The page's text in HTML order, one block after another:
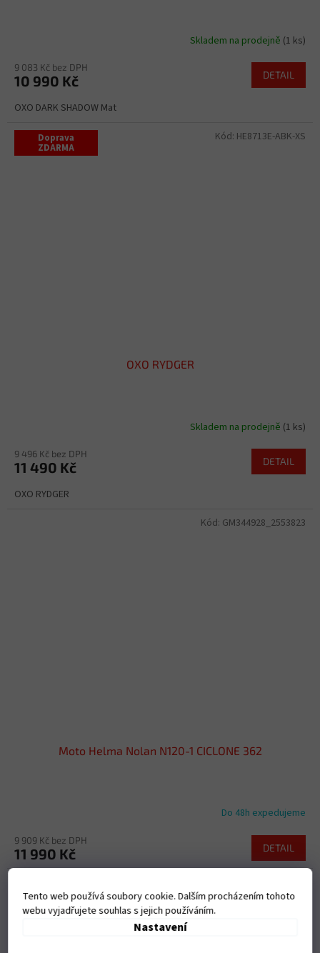
Tento web používá soubory cookie. Dalším procházením tohoto
webu vyjadřujete souhlas s jejich používáním.
Nastavení
Skladem na prodejně (1 ks)
9 083 Kč bez DPH
10 990 Kč DETAIL
OXO DARK SHADOW Mat
Doprava
ZDARMA
OXO RYDGER
Skladem na prodejně (1 ks)
9 496 Kč bez DPH
11 490 Kč DETAIL
OXO RYDGER
Kód: HE8713E-ABK-XS
Moto Helma Nolan N120-1 CICLONE 362
Do 48h expedujeme
9 909 Kč bez DPH
11 990 Kč DETAIL
Kód: GM344928_2553823